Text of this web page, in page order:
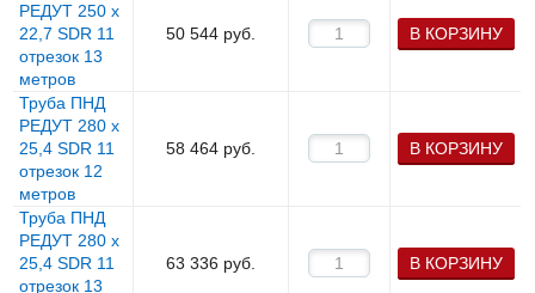
РЕДУТ 250 х
22,7 SDR 11
отрезок 13
метров
50 544 руб. В КОРЗИНУ
Труба ПНД
РЕДУТ 280 х
25,4 SDR 11
отрезок 12
метров
58 464 руб. В КОРЗИНУ
Труба ПНД
РЕДУТ 280 х
25,4 SDR 11
отрезок 13
63 336 руб. В КОРЗИНУ